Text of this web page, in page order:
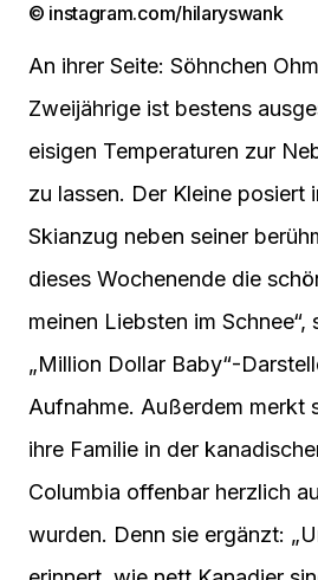
© instagram.com/hilaryswank
An ihrer Seite: Söhnchen
Zweijährige ist bestens
eisigen Temperaturen zur
zu lassen. Der Kleine posiert
Skianzug neben seiner
dieses Wochenende die
meinen Liebsten im Schnee“,
„Million Dollar Baby“-
Aufnahme. Außerdem merkt
ihre Familie in der
Columbia offenbar herzlich
wurden. Denn sie ergänzt: